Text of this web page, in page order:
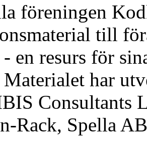
föreningen
till
en resurs för
har
Consultants
Rack, Spella